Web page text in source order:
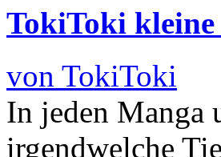
TokiToki kleine
von TokiToki
In jeden Manga
irgendwelche